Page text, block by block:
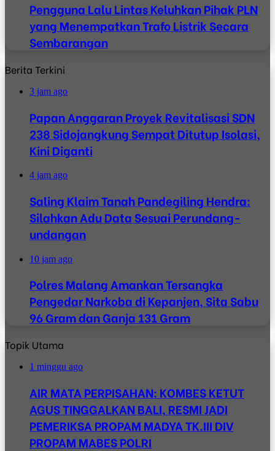
Pengguna Lalu Lintas Keluhkan Pihak PLN
yang Menempatkan Trafo Listrik Secara
Sembarangan
Berita Terkini
3 jam ago
Papan Anggaran Proyek Revitalisasi SDN
238 Sidojangkung Sempat Ditutup Isolasi,
Kini Diganti
4 jam ago
Saling Klaim Tanah Pandegiling Hendra:
Silahkan Adu Data Sesuai Perundang-
undangan
10 jam ago
Polres Malang Amankan Tersangka
Pengedar Narkoba di Kepanjen, Sita Sabu
96 Gram dan Ganja 131 Gram
Topik Utama
1 minggu ago
AIR MATA PERPISAHAN: KOMBES KETUT
AGUS TINGGALKAN BALI, RESMI JADI
PEMERIKSA PROPAM MADYA TK.III DIV
PROPAM MABES POLRI